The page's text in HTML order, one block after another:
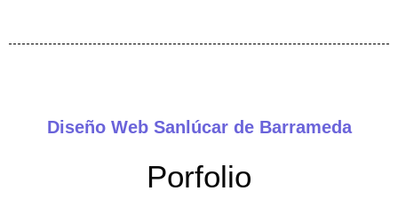
Diseño Web Sanlúcar de Barrameda
Porfolio